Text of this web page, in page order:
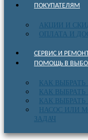
ПОКУПАТЕЛЯМ
АКЦИИ И
ОПЛАТА И
СЕРВИС И
ПОМОЩЬ В
КАК ВЫБРАТЬ
КАК
КАК ВЫБРАТЬ
НАСОС ИЛИ
ЗАДАЧ